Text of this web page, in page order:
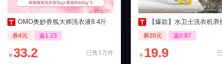
OMO奥妙香氛大师洗衣液8.4斤
券4元 返1.23
已售3万件
￥ 33.2
【爆款】水卫士洗衣机养护液
券20元 返0.87
￥ 19.9